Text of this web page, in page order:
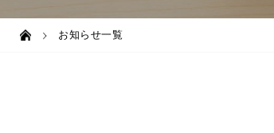
お知らせ一覧